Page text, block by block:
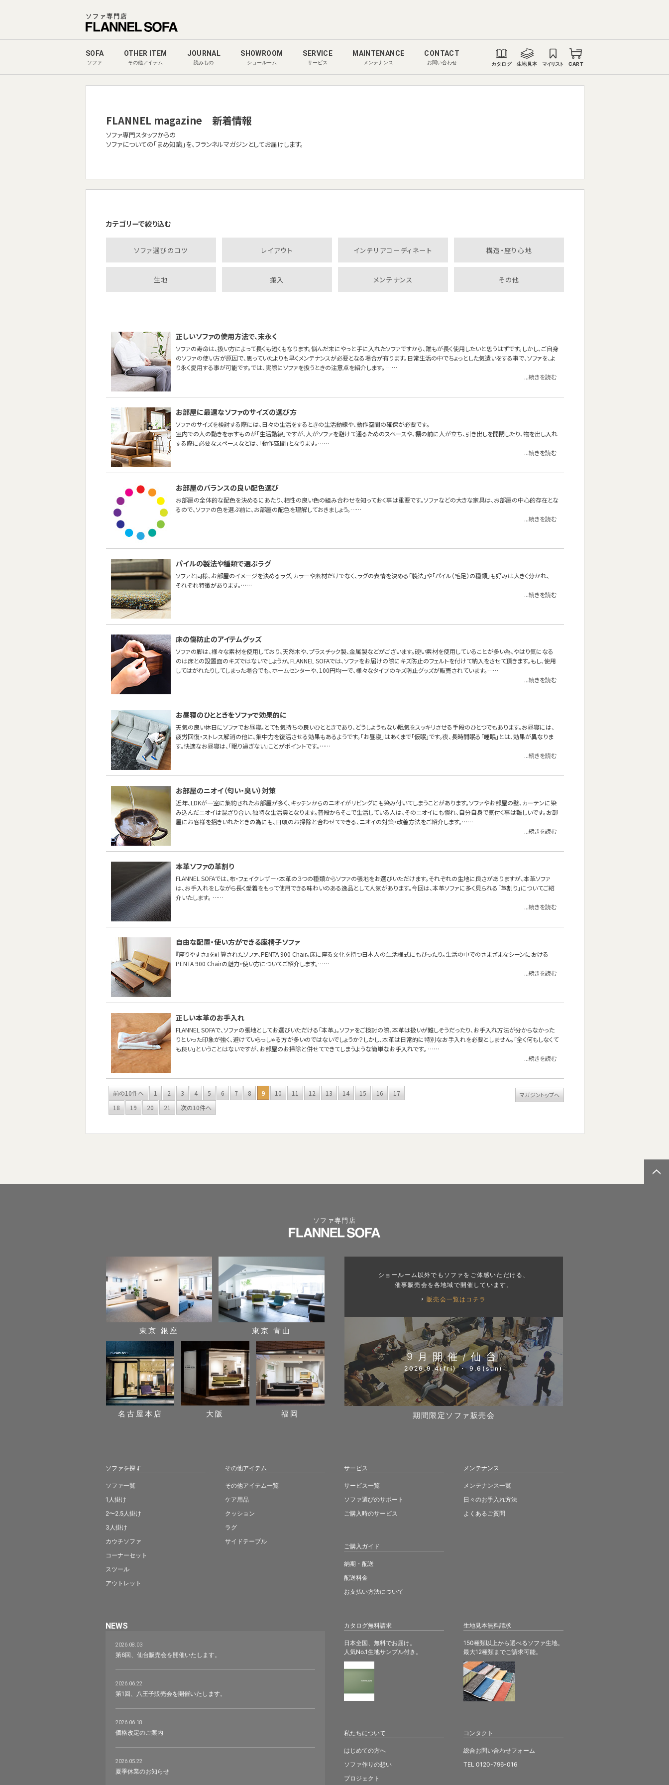
ソファ専門店
SOFA
ソファ
OTHER ITEM
その他アイテム
JOURNAL
読みもの
SHOWROOM
ショールーム
SERVICE
サービス
MAINTENANCE
メンテナンス
CONTACT
お問い合わせ カタログ 生地見本 マイリスト CART
FLANNEL magazine 新着情報
ソファ専門スタッフからの
ソファについての「まめ知識」を、フランネルマガジンとしてお届けします。
カテゴリーで絞り込む
ソファ選びのコツ レイアウト インテリアコーディネート 構造・座り心地
生地 搬入 メンテナンス その他
正しいソファの使用方法で、末永く
ソファの寿命は、扱い方によって長くも短くもなります。悩んだ末にやっと手に入れたソファですから、誰もが長く使用したいと思うはずです。しかし、ご自身
のソファの使い方が原因で、思っていたよりも早くメンテナンスが必要となる場合が有ります。日常生活の中でちょっとした気遣いをする事で、ソファを、よ
り永く愛用する事が可能です。では、実際にソファを扱うときの注意点を紹介します。 ……
...続きを読む
お部屋に最適なソファのサイズの選び方
ソファのサイズを検討する際には、日々の生活をするときの生活動線や、動作空間の確保が必要です。
室内での人の動きを示すものが「生活動線」ですが、人がソファを避けて通るためのスペースや、棚の前に人が立ち、引き出しを開閉したり、物を出し入れ
する際に必要なスペースなどは、「動作空間」となります。……
...続きを読む
お部屋のバランスの良い配色選び
お部屋の全体的な配色を決めるにあたり、相性の良い色の組み合わせを知っておく事は重要です。ソファなどの大きな家具は、お部屋の中心的存在とな
るので、ソファの色を選ぶ前に、お部屋の配色を理解しておきましょう。……
...続きを読む
パイルの製法や種類で選ぶラグ
ソファと同様、お部屋のイメージを決めるラグ。カラーや素材だけでなく、ラグの表情を決める「製法」や「パイル（毛足）の種類」も好みは大きく分かれ、
それぞれ特徴があります。……
...続きを読む
床の傷防止のアイテムグッズ
ソファの脚は、様々な素材を使用しており、天然木や、プラスチック製、金属製などがございます。硬い素材を使用していることが多い為、やはり気になる
のは床との設置面のキズではないでしょうか。FLANNEL SOFAでは、ソファをお届けの際にキズ防止のフェルトを付けて納入をさせて頂きます。もし、使用
してはがれたりしてしまった場合でも、ホームセンターや、100円均一で、様々なタイプのキズ防止グッズが販売されています。……
...続きを読む
お昼寝のひとときをソファで効果的に
天気の良い休日にソファでお昼寝。とても気持ちの良いひとときであり、どうしようもない眠気をスッキリさせる手段のひとつでもあります。お昼寝には、
疲労回復・ストレス解消の他に、集中力を復活させる効果もあるようです。「お昼寝」はあくまで「仮眠」です。夜、長時間眠る「睡眠」とは、効果が異なりま
す。快適なお昼寝は、「眠り過ぎない」ことがポイントです。……
...続きを読む
お部屋のニオイ（匂い・臭い）対策
近年、LDKが一室に集約されたお部屋が多く、キッチンからのニオイがリビングにも染み付いてしまうことがあります。ソファやお部屋の壁、カーテンに染
み込んだニオイは混ざり合い、独特な生活臭となります。普段からそこで生活している人は、そのニオイにも慣れ、自分自身で気付く事は難しいです。お部
屋にお客様を招きいれたときの為にも、日頃のお掃除と合わせてできる、ニオイの対策・改善方法をご紹介します。……
...続きを読む
本革ソファの革割り
FLANNEL SOFAでは、布・フェイクレザー・本革の３つの種類からソファの張地をお選びいただけます。それぞれの生地に良さがありますが、本革ソファ
は、お手入れをしながら長く愛着をもって使用できる味わいのある逸品として人気があります。今回は、本革ソファに多く見られる「革割り」についてご紹
介いたします。 ……
...続きを読む
自由な配置・使い方ができる座椅子ソファ
『座りやすさ』を計算されたソファ、PENTA 900 Chair。床に座る文化を持つ日本人の生活様式にもぴったり。生活の中でのさまざまなシーンにおける
PENTA 900 Chairの魅力・使い方についてご紹介します。……
...続きを読む
正しい本革のお手入れ
FLANNEL SOFAで、ソファの張地としてお選びいただける「本革」。ソファをご検討の際、本革は扱いが難しそうだったり、お手入れ方法が分からなかった
りといった印象が強く、避けていらっしゃる方が多いのではないでしょうか？しかし、本革は日常的に特別なお手入れを必要としません。「全く何もしなくて
も良い」ということはないですが、お部屋のお掃除と併せてできてしまうような簡単なお手入れです。 ……
...続きを読む
前の10件へ 1 2 3 4 5 6 7 8 9 10 11 12 13 14 15 16
17
18
19 20 21 次の10件へ
マガジントップへ
ソファ専門店
カタログ無料請求
日本全国、無料でお届け。
人気No.1生地サンプル付き。
生地見本無料請求
150種類以上から選べるソファ生地。
最大12種類までご請求可能。
東京 銀座 東京 青山
名古屋本店 大阪 福岡
ショールーム以外でもソファをご体感いただける、
催事販売会を各地域で開催しています。
販売会一覧はコチラ
9月開催/仙台
2026.9.4(fri) ・ 9.6(sun)
期間限定ソファ販売会
ソファを探す
ソファ一覧
1人掛け
2〜2.5人掛け
3人掛け
カウチソファ
コーナーセット
スツール
アウトレット
その他アイテム
その他アイテム一覧
ケア用品
クッション
ラグ
サイドテーブル
サービス
サービス一覧
ソファ選びのサポート
ご購入時のサービス
ご購入ガイド
納期・配送
配送料金
お支払い方法について
メンテナンス
メンテナンス一覧
日々のお手入れ方法
よくあるご質問
NEWS
2026.08.03
第6回、仙台販売会を開催いたします。
2026.06.22
第1回、八王子販売会を開催いたします。
2026.06.18
価格改定のご案内
2026.05.22
夏季休業のお知らせ
私たちについて
はじめての方へ
ソファ作りの想い
プロジェクト
コンタクト
総合お問い合わせフォーム
TEL 0120-796-016